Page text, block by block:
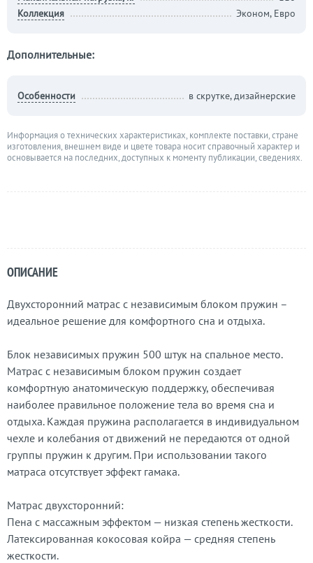
ОПИСАНИЕ
Двухсторонний матрас с независимым блоком пружин –
идеальное решение для комфортного сна и отдыха.
Блок независимых пружин 500 штук на спальное место.
Матрас с независимым блоком пружин создает
комфортную анатомическую поддержку, обеспечивая
наиболее правильное положение тела во время сна и
отдыха. Каждая пружина располагается в индивидуальном
чехле и колебания от движений не передаются от одной
группы пружин к другим. При использовании такого
матраса отсутствует эффект гамака.
Матрас двухсторонний:
Пена с массажным эффектом — низкая степень жесткости.
Латексированная кокосовая койра — средняя степень
жесткости.
Коллекция
Эконом, Евро
Дополнительные:
Особенности в скрутке, дизайнерские
Информация о технических характеристиках, комплекте поставки, стране
изготовления, внешнем виде и цвете товара носит справочный характер и
основывается на последних, доступных к моменту публикации, сведениях.